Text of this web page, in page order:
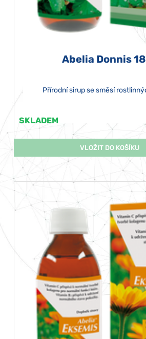
Abelia Donnis
Přírodní sirup se směsí
SKLADEM
VLOŽIT DO KOŠÍKU